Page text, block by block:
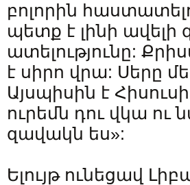
բոլորին
պետք է լինի ավելի
ատելությունը:
է սիրո վրա: Սերը
Այսպիսին է
ուրեմն դու վկա
զավակն ես»:
Ելույթ ունեցավ